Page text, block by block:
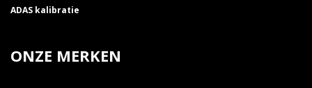
ADAS kalibratie
ONZE MERKEN